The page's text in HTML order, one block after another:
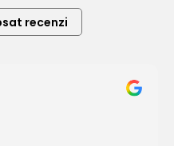
recenzi